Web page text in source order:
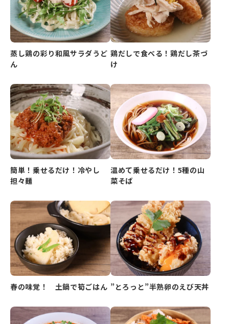
蒸し鶏の彩り和風サラダうど
ん
鶏だしで食べる！鶏だし茶づ
け
簡単！乗せるだけ！冷やし
担々麺
温めて乗せるだけ！5種の山
菜そば
春の味覚！ 土鍋で筍ごはん ”とろっと”半熟卵のえび天丼